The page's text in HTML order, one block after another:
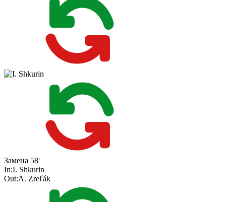
Замена 58'
In:I. Shkurin
Out:A. Zreľák